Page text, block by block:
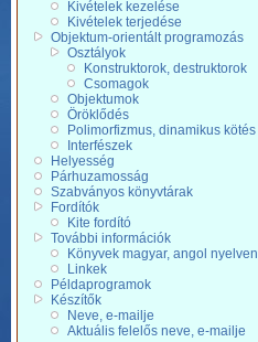
Kivételek kezelése
Kivételek terjedése
Objektum-orientált programozás
Osztályok
Konstruktorok, destruktorok
Csomagok
Objektumok
Öröklődés
Polimorfizmus, dinamikus kötés
Interfészek
Helyesség
Párhuzamosság
Szabványos könyvtárak
Fordítók
Kite fordító
További információk
Könyvek magyar, angol nyelven
Linkek
Példaprogramok
Készítők
Neve, e-mailje
Aktuális felelős neve, e-mailje